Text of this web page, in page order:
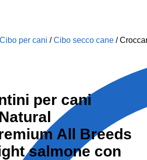
Cibo per cani /Cibo secco cane/
per cani
All Breeds
salmone con